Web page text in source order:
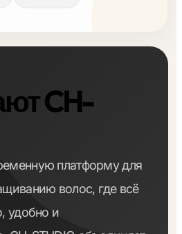
CH-
платформу для
волос, где всё
удобно и